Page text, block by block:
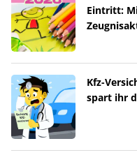
Eintritt:
Kfz-
spart ihr